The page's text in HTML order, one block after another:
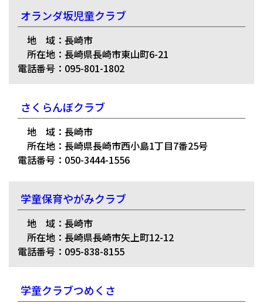
オランダ坂児童クラブ
地 域：長崎市
所在地：長崎県長崎市東山町6-21
電話番号：095-801-1802
さくらんぼクラブ
地 域：長崎市
所在地：長崎県長崎市西小島1丁目7番25号
電話番号：050-3444-1556
学童保育やがみクラブ
地 域：長崎市
所在地：長崎県長崎市矢上町12-12
電話番号：095-838-8155
学童クラブつめくさ